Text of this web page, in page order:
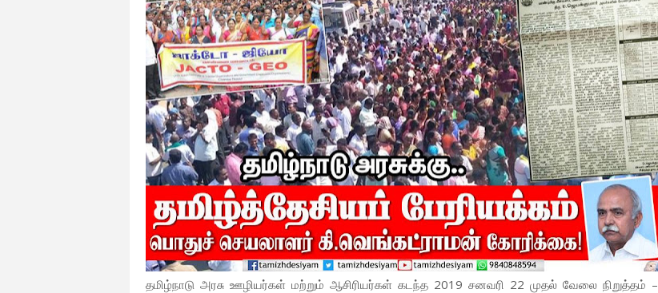
தமிழ்நாடு அரசு ஊழியர்கள் மற்றும் ஆசிரியர்கள் கடந்த 2019 சனவரி 22 முதல் வேலை நிறுத்தம் –